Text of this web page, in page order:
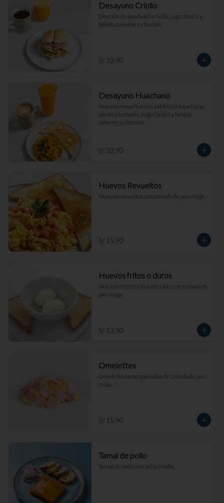
Desayuno Criollo
Elección de sándwich criollo, jugo clásico y
bebida caliente a elección.
S/ 32.90
Desayuno Huachano
Huevos revueltos con salchicha huachana,
panes o tostadas, jugo clásico y bebida
caliente a elección.
S/ 32.90
Huevos Revueltos
Huevos revueltos con tostada de pan miga.
S/ 15.90
Huevos fritos o duros
Huevos en cocción a elección, con tostada de
pan miga.
S/ 12.90
Omelettes
Omelettes acompañados de tostada de pan
miga.
S/ 15.90
Tamal de pollo
Tamal de pollo con salsa criolla.